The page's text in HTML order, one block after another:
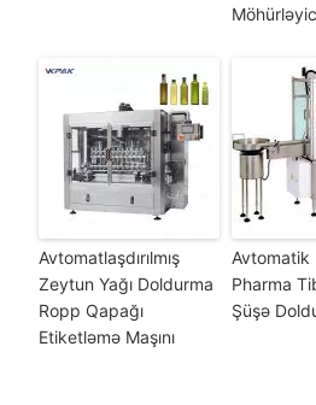
Avtomatlaşdırılmış
Zeytun Yağı Doldurma
Ropp Qapağı
Etiketləmə Maşını
Avtomatik
Pharma
Şüşə